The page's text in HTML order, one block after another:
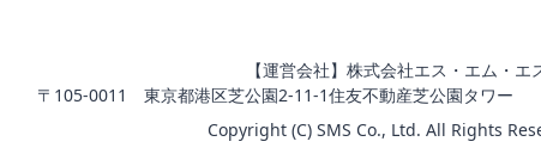
【運営会社】株式会社エス・エム・エ
〒105-0011 東京都港区芝公園2-11-1住友不動産芝公園タワー
Copyright (C) SMS Co., Ltd. All Rights